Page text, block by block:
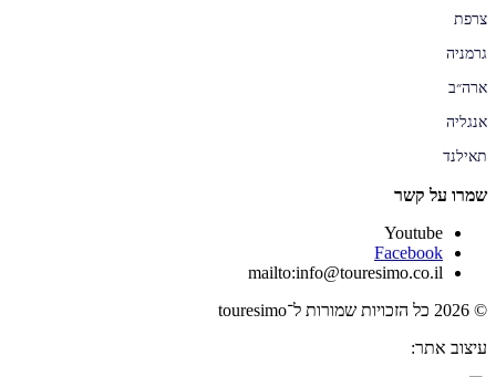
צרפת
גרמניה
ארה״ב
אנגליה
תאילנד
שמרו על קשר
Youtube
Facebook
mailto:info@touresimo.co.il
© 2026 כל הזכויות שמורות ל־touresimo
עיצוב אתר: